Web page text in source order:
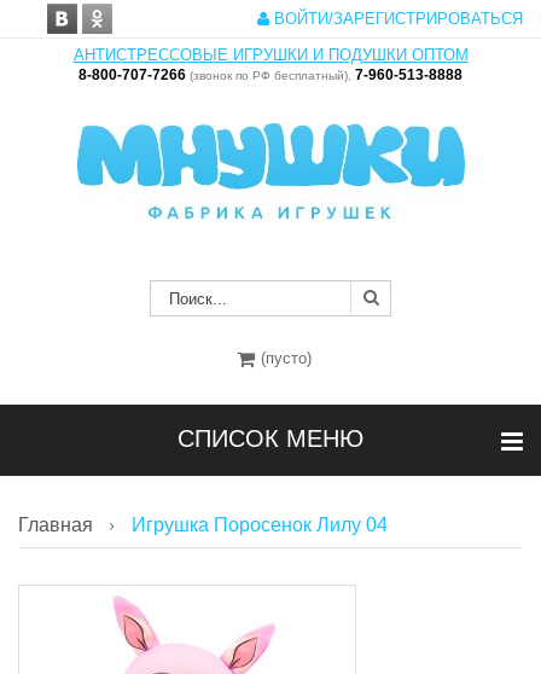
ВОЙТИ/ЗАРЕГИСТРИРОВАТЬСЯ
АНТИСТРЕССОВЫЕ ИГРУШКИ И ПОДУШКИ ОПТОМ
8-800-707-7266 (звонок по РФ бесплатный), 7-960-513-8888
(пусто)
СПИСОК МЕНЮ
Главная Игрушка Поросенок Лилу 04